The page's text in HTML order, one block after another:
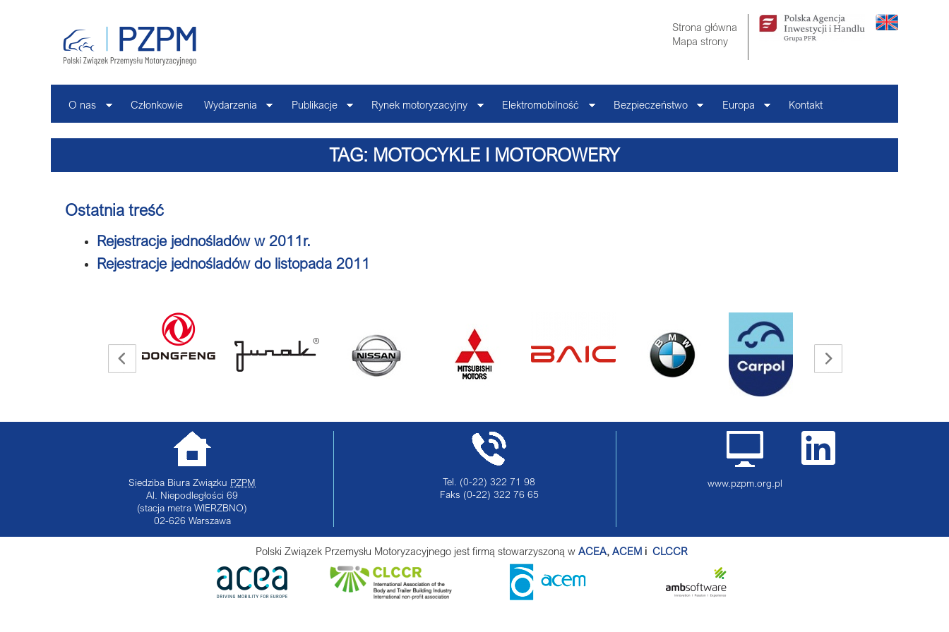
Strona główna
Mapa strony
O nas Członkowie Wydarzenia Publikacje Rynek motoryzacyjny Elektromobilność Bezpieczeństwo Europa Kontakt
TAG: MOTOCYKLE I MOTOROWERY
Ostatnia treść
Rejestracje jednośladów w 2011r.
Rejestracje jednośladów do listopada 2011
Siedziba Biura Związku PZPM
Al. Niepodległości 69
(stacja metra WIERZBNO)
02-626 Warszawa
Tel. (0-22) 322 71 98
Faks (0-22) 322 76 65
www.pzpm.org.pl
Polski Związek Przemysłu Motoryzacyjnego jest firmą stowarzyszoną w ACEA ACEM i CLCCR